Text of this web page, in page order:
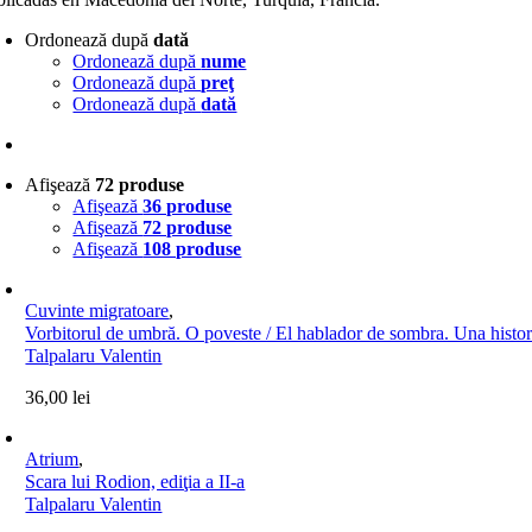
Ordonează dupădată
Ordonează dupănume
Ordonează dupăpreţ
Ordonează dupădată
Afişează 72 produse
Afişează36 produse
Afişează 72 produse
Afişează 108 produse
Cuvinte migratoare,
Vorbitorul de umbră. O poveste / El hablador de sombra. Una
Talpalaru Valentin
36,00lei
Atrium,
Scara lui Rodion, ediţia a II-a
Talpalaru Valentin